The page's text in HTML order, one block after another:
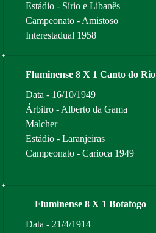
Estádio - Sírio e Libanês
Campeonato - Amistoso
Interestadual 1958
Fluminense 8 X 1 Canto do Rio
Data - 16/10/1949
Árbitro - Alberto da Gama
Malcher
Estádio - Laranjeiras
Campeonato - Carioca 1949
Fluminense 8 X 1 Botafogo
Data - 21/4/1914